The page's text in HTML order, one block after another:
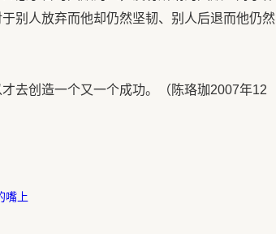
别人放弃而他却仍然坚韧、别人后退而他仍然
去创造一个又一个成功。（陈珞珈2007年12
嘴上